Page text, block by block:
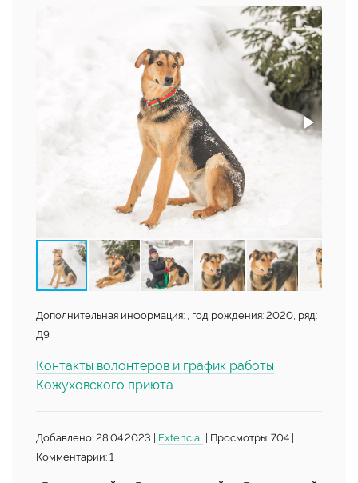
Дополнительная информация: , год рождения: 2020, ряд:
Д9
Контакты волонтёров и график работы
Кожуховского приюта
Добавлено: 28.04.2023 | Extencial | Просмотры: 704 |
Комментарии: 1